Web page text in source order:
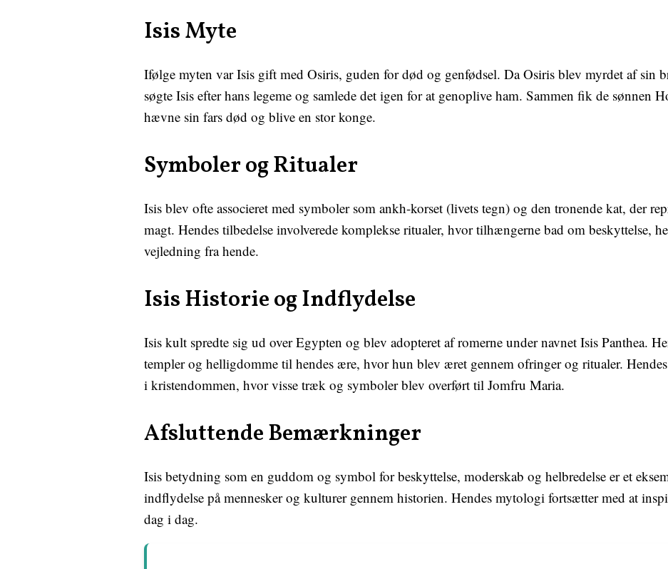
Isis Myte
Ifølge myten var Isis gift med Osiris, guden for død og genfødsel. Da Osiris blev myrdet af sin
søgte Isis efter hans legeme og samlede det igen for at genoplive ham. Sammen fik de sønnen
hævne sin fars død og blive en stor konge.
Symboler og Ritualer
Isis blev ofte associeret med symboler som ankh-korset (livets tegn) og den tronende kat, der
magt. Hendes tilbedelse involverede komplekse ritualer, hvor tilhængerne bad om beskyttelse,
vejledning fra hende.
Isis Historie og Indflydelse
Isis kult spredte sig ud over Egypten og blev adopteret af romerne under navnet Isis Panthea.
templer og helligdomme til hendes ære, hvor hun blev æret gennem ofringer og ritualer. Hendes
i kristendommen, hvor visse træk og symboler blev overført til Jomfru Maria.
Afsluttende Bemærkninger
Isis betydning som en guddom og symbol for beskyttelse, moderskab og helbredelse er et
indflydelse på mennesker og kulturer gennem historien. Hendes mytologi fortsætter med at
dag i dag.